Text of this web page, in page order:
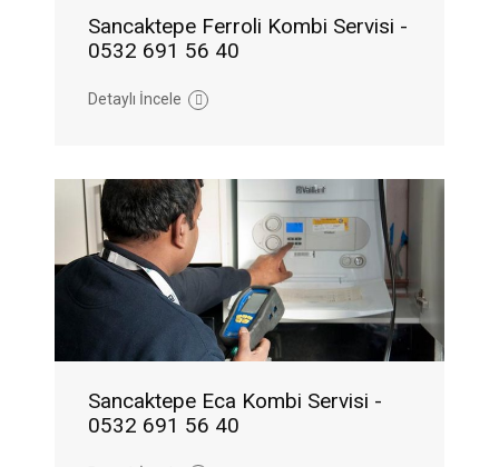
Sancaktepe Ferroli Kombi Servisi -
0532 691 56 40
Detaylı İncele
Sancaktepe Eca Kombi Servisi -
0532 691 56 40